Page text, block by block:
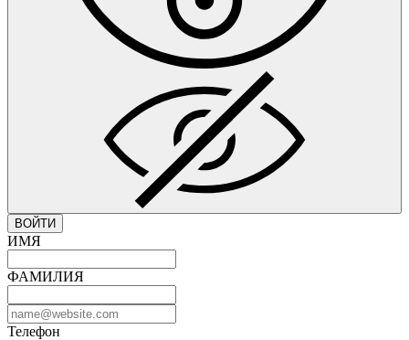
ВОЙТИ
ИМЯ
ФАМИЛИЯ
Телефон